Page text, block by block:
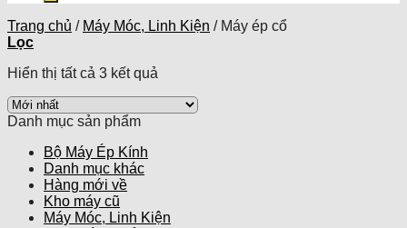
Trang chủ / Máy Móc, Linh Kiện /Máy ép cổ
Lọc
Hiển thị tất cả 3 kết quả
Danh mục sản phẩm
Bộ Máy Ép Kính
Danh mục khác
Hàng mới về
Kho máy cũ
Máy Móc, Linh Kiện